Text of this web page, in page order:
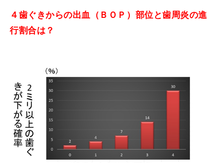
４歯ぐきからの出血（ＢＯＰ）部位と歯周炎の進
行割合は？